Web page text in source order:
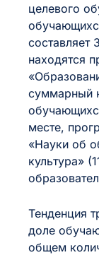
целевого
составляет
находятся
суммарный
месте,
«Науки об
культура»
Тенденция
доле
общем